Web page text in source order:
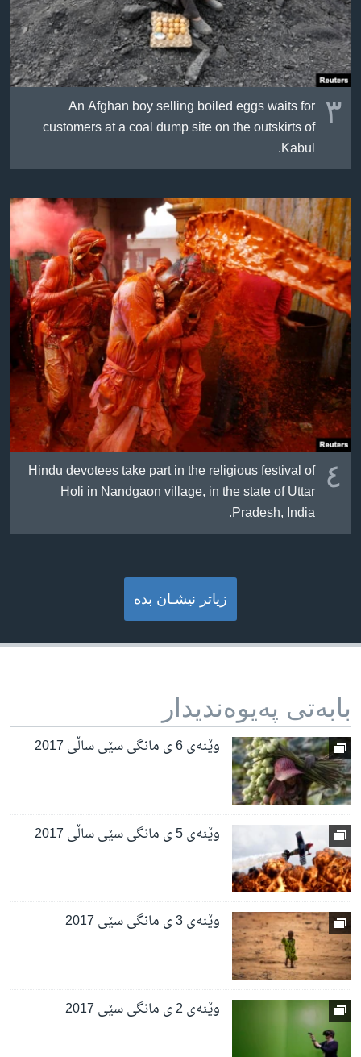
٣ An Afghan boy selling boiled eggs waits for
customers at a coal dump site on the outskirts of
Kabul.
٤ Hindu devotees take part in the religious festival of
Holi in Nandgaon village, in the state of Uttar
Pradesh, India.
زیاتر نیشـان بده‌
بابه‌تی په‌یوه‌ندیدار
وێنەی 6 ی مانگی سێی ساڵی 2017
وێنەی 5 ی مانگی سێی ساڵی 2017
وێنەی 3 ی مانگی سێی 2017
وێنەی 2 ی مانگی سێی 2017